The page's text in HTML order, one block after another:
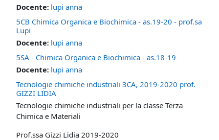
Docente: lupi anna
5CB Chimica Organica e Biochimica - as.19-20 - prof.sa
Lupi
Docente: lupi anna
5SA - Chimica Organica e Biochimica - as.18-19
Docente: lupi anna
Tecnologie chimiche industriali 3CA, 2019-2020 prof.
GIZZI LIDIA
Tecnologie chimiche industriali per la classe Terza
Chimica e Materiali
Prof.ssa Gizzi Lidia 2019-2020